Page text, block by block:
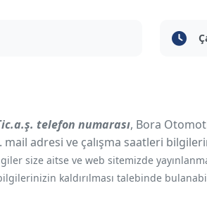
telefon numarası, Bora
mail adresi ve çalışma saatleri
size aitse ve web sitemizde
kaldırılması talebinde